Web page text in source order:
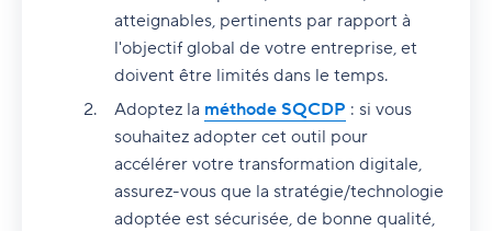
atteignables, pertinents par rapport à
l'objectif global de votre entreprise, et
doivent être limités dans le temps.
Adoptez la méthode SQCDP : si vous
souhaitez adopter cet outil pour
accélérer votre transformation digitale,
assurez-vous que la stratégie/technologie
adoptée est sécurisée, de bonne qualité,